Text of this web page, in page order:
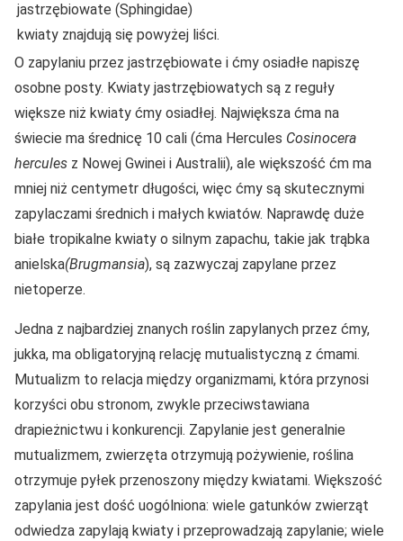
jastrzębiowate (Sphingidae)
kwiaty znajdują się powyżej liści.
O zapylaniu przez jastrzębiowate i ćmy osiadłe napiszę
osobne posty. Kwiaty jastrzębiowatych są z reguły
większe niż kwiaty ćmy osiadłej. Największa ćma na
świecie ma średnicę 10 cali (ćma Hercules Cosinocera
hercules z Nowej Gwinei i Australii), ale większość ćm ma
mniej niż centymetr długości, więc ćmy są skutecznymi
zapylaczami średnich i małych kwiatów. Naprawdę duże
białe tropikalne kwiaty o silnym zapachu, takie jak trąbka
anielska(Brugmansia), są zazwyczaj zapylane przez
nietoperze.
Jedna z najbardziej znanych roślin zapylanych przez ćmy,
jukka, ma obligatoryjną relację mutualistyczną z ćmami.
Mutualizm to relacja między organizmami, która przynosi
korzyści obu stronom, zwykle przeciwstawiana
drapieżnictwu i konkurencji. Zapylanie jest generalnie
mutualizmem, zwierzęta otrzymują pożywienie, roślina
otrzymuje pyłek przenoszony między kwiatami. Większość
zapylania jest dość uogólniona: wiele gatunków zwierząt
odwiedza zapylają kwiaty i przeprowadzają zapylanie; wiele